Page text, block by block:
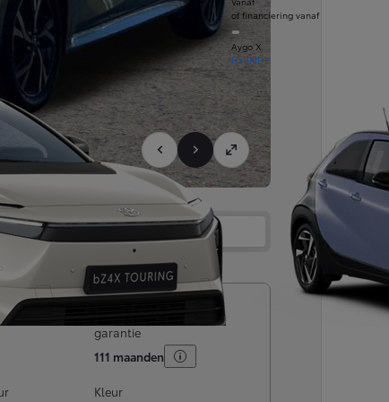
of financiering vanaf
Aygo X
HYBRIDE
Services Dealer
garantie
111 maanden
Kleur